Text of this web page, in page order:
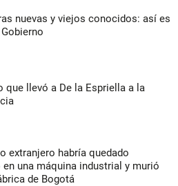
nuevas y viejos conocidos: así es
que llevó a De la Espriella a la
extranjero habría quedado
en una máquina industrial y murió
de Bogotá